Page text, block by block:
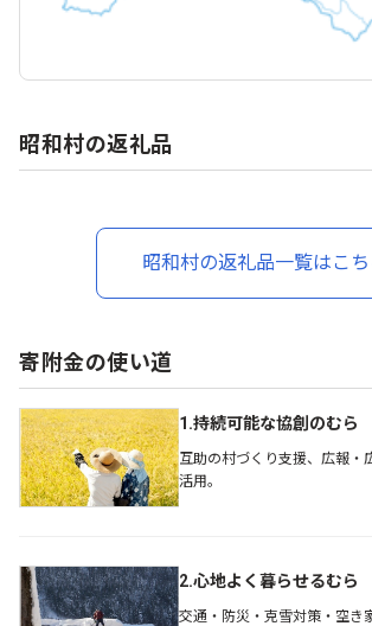
昭和村の返礼品
昭和村の返礼品一覧はこち
寄附金の使い道
1.持続可能な協創のむら
互助の村づくり支援、広報・
活用。
2.心地よく暮らせるむら
交通・防災・克雪対策・空き